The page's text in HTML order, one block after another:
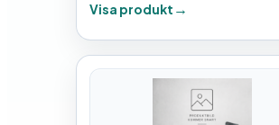
Visa produkt